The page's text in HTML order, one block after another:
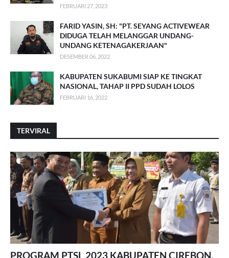
FEBRUARI 27, 2023
FARID YASIN, SH: "PT. SEYANG ACTIVEWEAR
DIDUGA TELAH MELANGGAR UNDANG-
UNDANG KETENAGAKERJAAN"
DESEMBER 06, 2022
KABUPATEN SUKABUMI SIAP KE TINGKAT
NASIONAL, TAHAP II PPD SUDAH LOLOS
FEBRUARI 16, 2022
TERVIRAL
PROGRAM PTSL 2023 KABUPATEN CIREBON,